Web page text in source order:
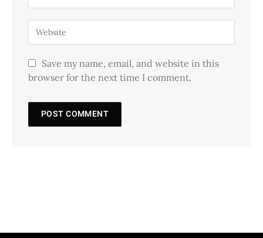
Save my name, email, and website in this
browser for the next time I comment.